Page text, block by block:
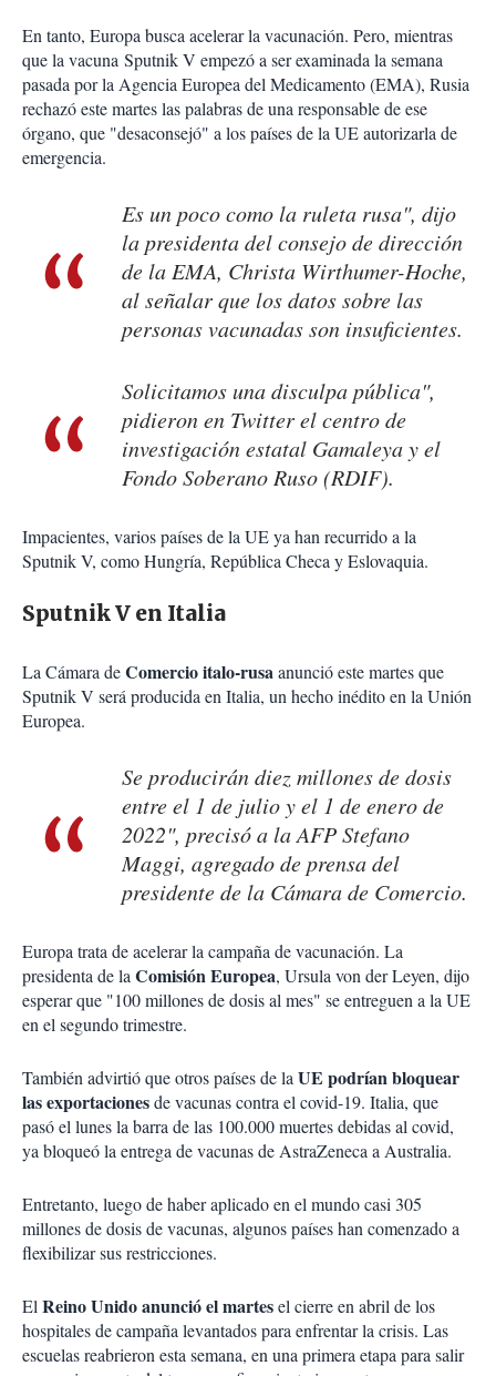
En tanto, Europa busca acelerar la vacunación. Pero, mientras
que la vacuna Sputnik V empezó a ser examinada la semana
pasada por la Agencia Europea del Medicamento (EMA), Rusia
rechazó este martes las palabras de una responsable de ese
órgano, que "desaconsejó" a los países de la UE autorizarla de
emergencia.
Es un poco como la ruleta rusa", dijo
la presidenta del consejo de dirección
de la EMA, Christa Wirthumer-Hoche,
al señalar que los datos sobre las
personas vacunadas son insuficientes.
Solicitamos una disculpa pública",
pidieron en Twitter el centro de
investigación estatal Gamaleya y el
Fondo Soberano Ruso (RDIF).
Impacientes, varios países de la UE ya han recurrido a la
Sputnik V, como Hungría, República Checa y Eslovaquia.
Sputnik V en Italia
La Cámara deComercio italo-rusaanunció este martes que
Sputnik V será producida en Italia, un hecho inédito en la Unión
Europea.
Se producirán diez millones de dosis
entre el 1 de julio y el 1 de enero de
2022", precisó a la AFP Stefano
Maggi, agregado de prensa del
presidente de la Cámara de Comercio.
Europa trata de acelerar la campaña de vacunación. La
presidenta de laComisión Europea, Ursula von der Leyen, dijo
esperar que "100 millones de dosis al mes" se entreguen a la UE
en el segundo trimestre.
También advirtió que otros países de laUE podrían bloquear
las exportacionesde vacunas contra el covid-19. Italia, que
pasó el lunes la barra de las 100.000 muertes debidas al covid,
ya bloqueó la entrega de vacunas de AstraZeneca a Australia.
Entretanto, luego de haber aplicado en el mundo casi 305
millones de dosis de vacunas, algunos países han comenzado a
flexibilizar sus restricciones.
ElReino Unido anunció el martesel cierre en abril de los
hospitales de campaña levantados para enfrentar la crisis. Las
escuelas reabrieron esta semana, en una primera etapa para salir